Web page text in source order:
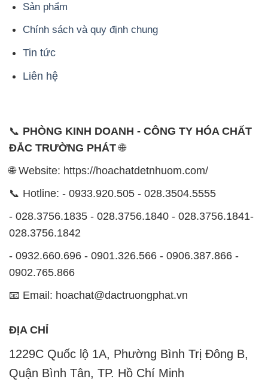
Sản phẩm
Chính sách và quy định chung
Tin tức
Liên hệ
📞 PHÒNG KINH DOANH - CÔNG TY HÓA CHẤT
ĐẮC TRƯỜNG PHÁT🌐
🌐 Website: https://hoachatdetnhuom.com/
📞 Hotline: - 0933.920.505 - 028.3504.5555
- 028.3756.1835 - 028.3756.1840 - 028.3756.1841-
028.3756.1842
- 0932.660.696 - 0901.326.566 - 0906.387.866 -
0902.765.866
📧 Email: hoachat@dactruongphat.vn
ĐỊA CHỈ
1229C Quốc lộ 1A, Phường Bình Trị Đông B,
Quận Bình Tân, TP. Hồ Chí Minh